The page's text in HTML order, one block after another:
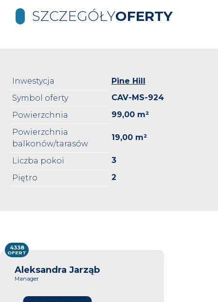
SZCZEGÓŁYOFERTY
Inwestycja
Pine Hill
Symbol oferty
CAV-MS-924
Powierzchnia
99,00 m²
Powierzchnia
balkonów/tarasów
19,00 m²
Liczba pokoi
3
Piętro
2
Aleksandra Jarząb
Manager
4338
OFERT